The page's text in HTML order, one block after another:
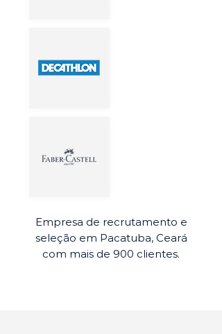
Empresa de recrutamento e
seleção em Pacatuba, Ceará
com mais de 900 clientes.